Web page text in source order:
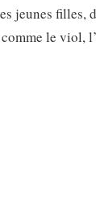
jeunes filles,
le viol,